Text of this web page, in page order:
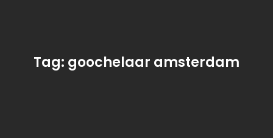
Tag: goochelaar amsterdam